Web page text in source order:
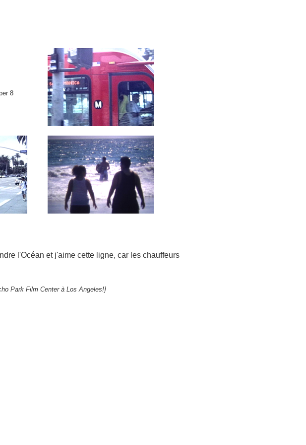
8
l'Océan et j'aime cette ligne, car les chauffeurs
Park Film Center à Los Angeles!]